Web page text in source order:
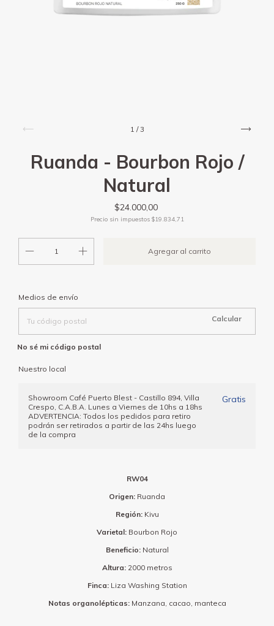
1 /3
Ruanda - Bourbon Rojo /
Natural
$24.000,00
Precio sin impuestos $19.834,71
Entregas para el CP:
Medios de envío
Calcular
No sé mi código postal
Nuestro local
Showroom Café Puerto Blest - Castillo 894, Villa
Crespo, C.A.B.A. Lunes a Viernes de 10hs a 18hs
ADVERTENCIA: Todos los pedidos para retiro
podrán ser retirados a partir de las 24hs luego
de la compra
Gratis
RW04
Origen: Ruanda
Región:Kivu
Varietal: Bourbon Rojo
Beneficio: Natural
Altura:2000 metros
Finca:Liza Washing Station
Notas organolépticas: Manzana, cacao, manteca